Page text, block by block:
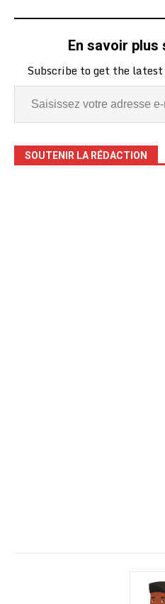
En savoir plus
Subscribe to get the
SOUTENIR LA RÉDACTION